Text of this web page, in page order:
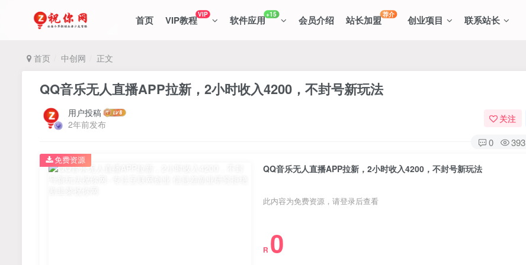
首页 VIP教程VIP 软件应用+15 会员介绍 站长加盟荐介 创业项目 联系站长
首页 中创网 正文
QQ音乐无人直播APP拉新，2小时收入4200，不封号新玩法
用户投稿
2年前发布
关注
0 393
QQ音乐无人直播APP拉新，2小时收入4200，不封号新玩法
此内容为免费资源，请登录后查看
R 0
免费资源